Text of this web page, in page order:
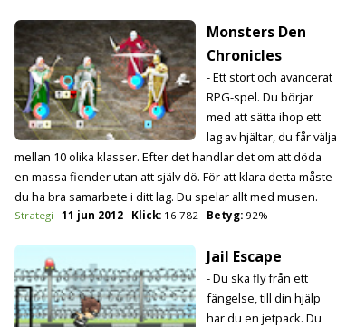
Monsters Den
Chronicles
- Ett stort och avancerat
RPG-spel. Du börjar
med att sätta ihop ett
lag av hjältar, du får välja
mellan 10 olika klasser. Efter det handlar det om att döda
en massa fiender utan att själv dö. För att klara detta måste
du ha bra samarbete i ditt lag. Du spelar allt med musen.
Strategi 11 jun 2012 Klick:16 782 Betyg: 92%
Jail Escape
- Du ska fly från ett
fängelse, till din hjälp
har du en jetpack. Du